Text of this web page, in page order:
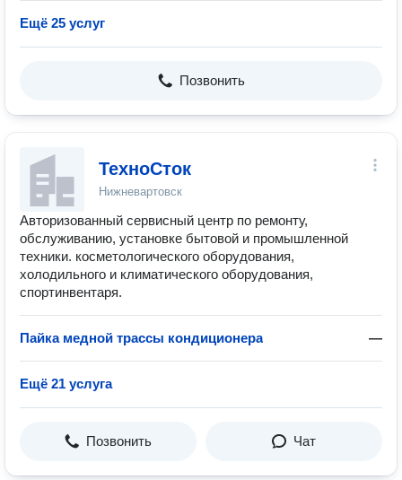
Ещё 25 услуг
Позвонить
ТехноСток
Нижневартовск
Авторизованный сервисный центр по ремонту,
обслуживанию, установке бытовой и промышленной
техники. косметологического оборудования,
холодильного и климатического оборудования,
спортинвентаря.
Пайка медной трассы кондиционера —
Ещё 21 услуга
Позвонить Чат